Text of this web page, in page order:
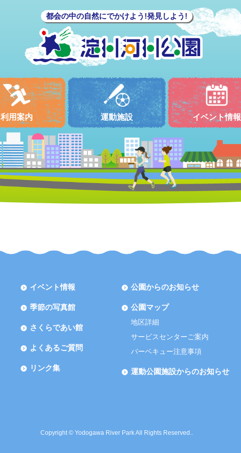
都会の中の自然にでかけよう!発見しよう!
利用案内 運動施設 イベント情報
イベント情報
季節の写真館
さくらであい館
よくあるご質問
リンク集
公園からのお知らせ
公園マップ
地区詳細
サービスセンターご案内
バーベキュー注意事項
運動公園施設からのお知らせ
Copyright © Yodogawa River Park All Rights Reserved..